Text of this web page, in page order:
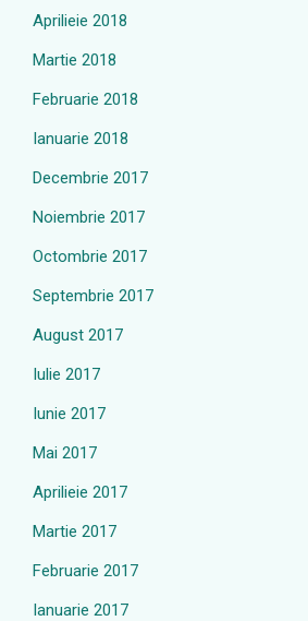
Aprilieie 2018
Martie 2018
Februarie 2018
Ianuarie 2018
Decembrie 2017
Noiembrie 2017
Octombrie 2017
Septembrie 2017
August 2017
Iulie 2017
Iunie 2017
Mai 2017
Aprilieie 2017
Martie 2017
Februarie 2017
Ianuarie 2017